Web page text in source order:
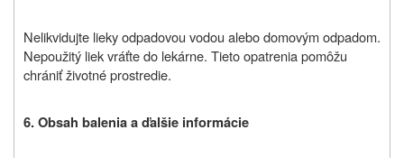
Nelikvidujte lieky odpadovou vodou alebo domovým odpadom.
Nepoužitý liek vráťte do lekárne. Tieto opatrenia pomôžu
chrániť životné prostredie.
6. Obsah balenia a ďalšie informácie